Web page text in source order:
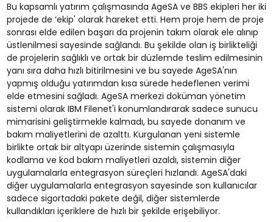
Bu kapsamlı yatırım çalışmasında AgeSA ve BBS ekipleri her iki
projede de ‘ekip' olarak hareket etti. Hem proje hem de proje
sonrası elde edilen başarı da projenin takım olarak ele alınıp
üstlenilmesi sayesinde sağlandı. Bu şekilde olan iş birlikteliği
de projelerin sağlıklı ve ortak bir düzlemde teslim edilmesinin
yanı sıra daha hızlı bitirilmesini ve bu sayede AgeSA'nın
yapmış olduğu yatırımdan kısa sürede hedeflenen verimi
elde etmesini sağladı. AgeSA merkezi doküman yönetim
sistemi olarak IBM Filenet'i konumlandırarak sadece sunucu
mimarisini geliştirmekle kalmadı, bu sayede donanım ve
bakım maliyetlerini de azalttı. Kurgulanan yeni sistemle
birlikte ortak bir altyapı üzerinde sistemin çalışmasıyla
kodlama ve kod bakım maliyetleri azaldı, sistemin diğer
uygulamalarla entegrasyon süreçleri hızlandı. AgeSA'daki
diğer uygulamalarla entegrasyon sayesinde son kullanıcılar
sadece sigortadaki pakete değil, diğer sistemlerde
kullandıkları içeriklere de hızlı bir şekilde erişebiliyor.